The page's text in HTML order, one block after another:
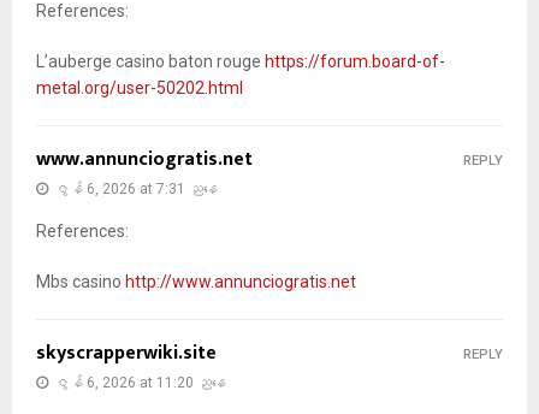
References:
L’auberge casino baton rouge https://forum.board-of-
metal.org/user-50202.html
www.annunciogratis.net
ဇွန် 6, 2026 at 7:31 ညနေ
References:
Mbs casino http://www.annunciogratis.net
REPLY
skyscrapperwiki.site
ဇွန် 6, 2026 at 11:20 ညနေ
REPLY